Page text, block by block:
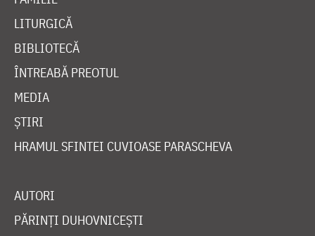
LITURGICĂ
BIBLIOTECĂ
ÎNTREABĂ PREOTUL
MEDIA
ȘTIRI
HRAMUL SFINTEI CUVIOASE PARASCHEVA
AUTORI
PĂRINȚI DUHOVNICEȘTI